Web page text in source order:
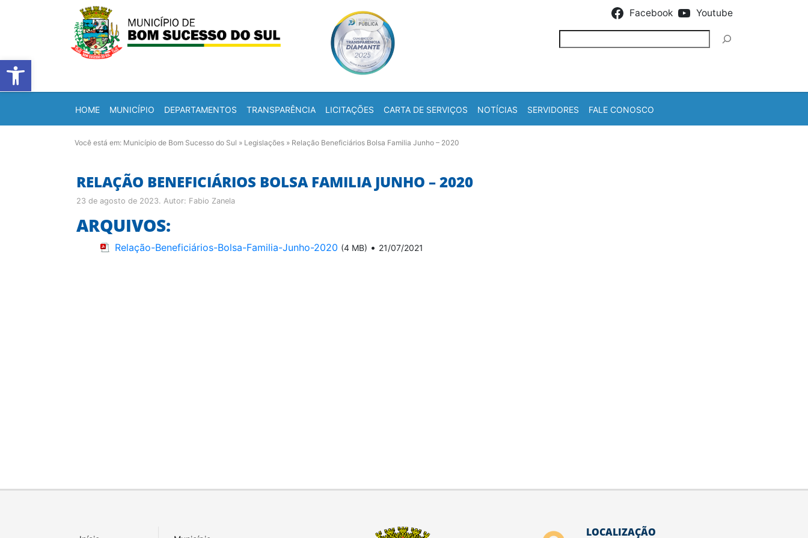
Barra de Ferramentas Aberta
Facebook Youtube
HOME MUNICÍPIO DEPARTAMENTOS TRANSPARÊNCIA LICITAÇÕES CARTA DE SERVIÇOS NOTÍCIAS SERVIDORES FALE CONOSCO
Você está em: Município de Bom Sucesso do Sul » Legislações » Relação Beneficiários Bolsa Familia Junho – 2020
RELAÇÃO BENEFICIÁRIOS BOLSA FAMILIA JUNHO – 2020
23 de agosto de 2023. Autor: Fabio Zanela
ARQUIVOS:
Relação-Beneficiários-Bolsa-Familia-Junho-2020 (4 MB) • 21/07/2021
LOCALIZAÇÃO